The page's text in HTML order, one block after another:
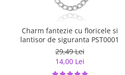
Charm fantezie cu floricele si
lantisor de siguranta PST0001
29,49 Lei
14,00 Lei